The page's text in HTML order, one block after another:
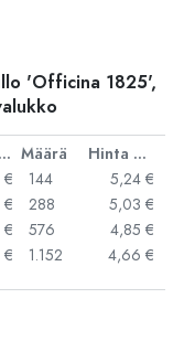
'Officina 1825',
Hinta per kpl Määrä
Hinta per kpl
€
€
€
€
144
5,24 €
288
5,03 €
576
4,85 €
1.152
4,66 €